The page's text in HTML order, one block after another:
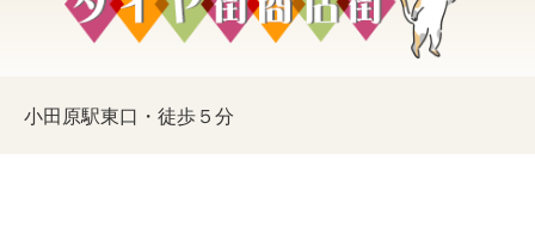
小田原駅東口・徒歩５分